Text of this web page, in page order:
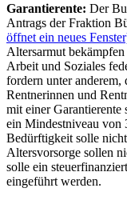
Garantierente: Der
Antrags der Fraktion
öffnet ein neues
Altersarmut
Arbeit und Soziales
fordern unter anderem,
Rentnerinnen und
mit einer Garantierente
ein Mindestniveau von
Bedürftigkeit solle
Altersvorsorge sollen
solle ein
eingeführt werden.